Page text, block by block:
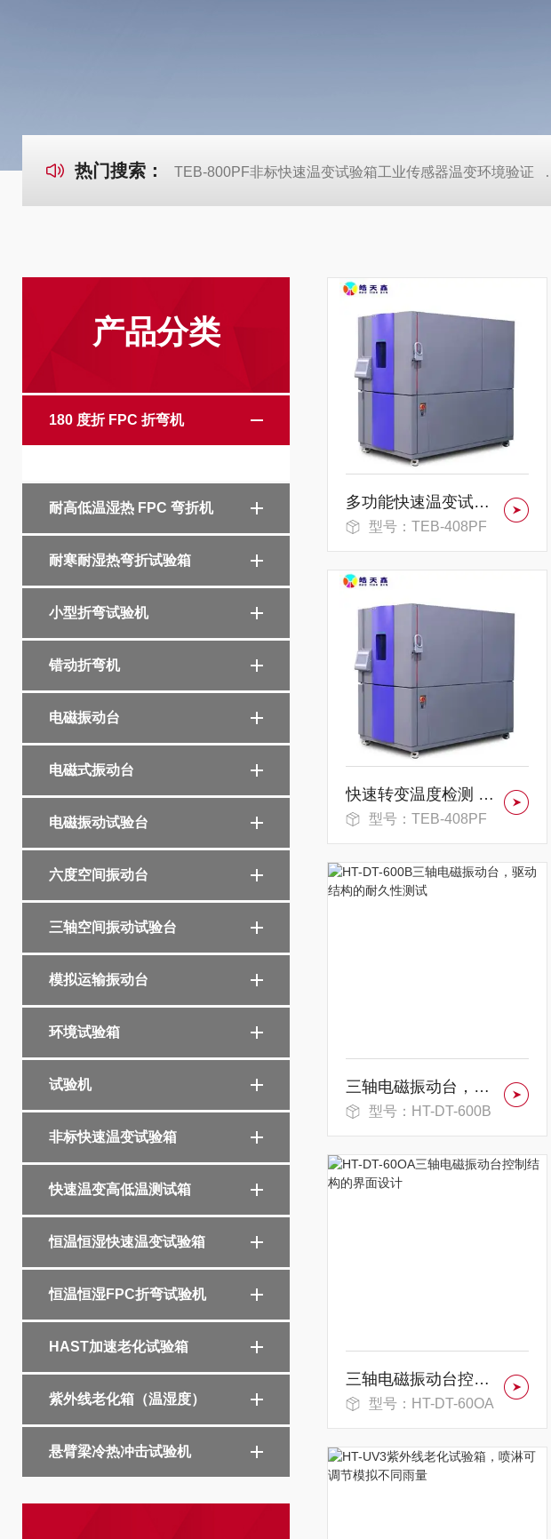
热门搜索： TEB-800PF非标快速温变试验箱工业传感器温变环境验证
产品分类
180 度折 FPC 折弯机
耐高低温湿热 FPC 弯折机
耐寒耐湿热弯折试验箱
小型折弯试验机
错动折弯机
电磁振动台
电磁式振动台
电磁振动试验台
六度空间振动台
三轴空间振动试验台
模拟运输振动台
环境试验箱
试验机
非标快速温变试验箱
快速温变高低温测试箱
恒温恒湿快速温变试验箱
恒温恒湿FPC折弯试验机
HAST加速老化试验箱
紫外线老化箱（温湿度）
悬臂梁冷热冲击试验机
多功能快速温变试验箱 长期使用不易老化
型号：TEB-408PF
快速转变温度检测 线性快速温变试验箱
型号：TEB-408PF
三轴电磁振动台，驱动结构的耐久性测试
型号：HT-DT-600B
三轴电磁振动台控制结构的界面设计
型号：HT-DT-60OA